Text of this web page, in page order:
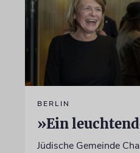
BERLIN
»Ein
Jüdische Gemeinde